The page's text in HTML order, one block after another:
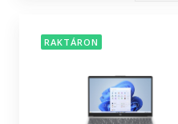
RAKTÁRON